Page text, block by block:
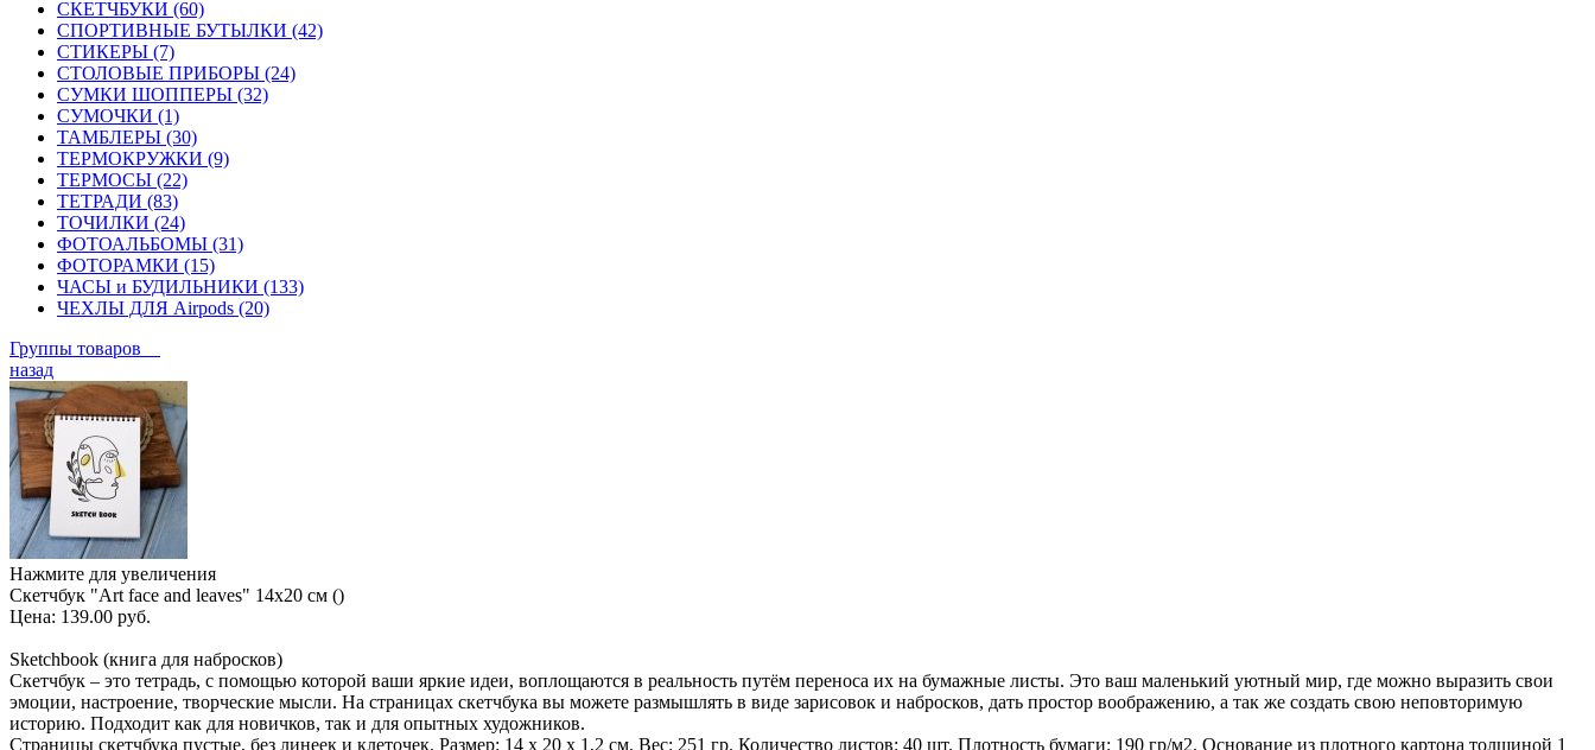
СКЕТЧБУКИ (60)
СПОРТИВНЫЕ БУТЫЛКИ (42)
СТИКЕРЫ (7)
СТОЛОВЫЕ ПРИБОРЫ (24)
СУМКИ ШОППЕРЫ (32)
СУМОЧКИ (1)
ТАМБЛЕРЫ (30)
ТЕРМОКРУЖКИ (9)
ТЕРМОСЫ (22)
ТЕТРАДИ (83)
ТОЧИЛКИ (24)
ФОТОАЛЬБОМЫ (31)
ФОТОРАМКИ (15)
ЧАСЫ и БУДИЛЬНИКИ (133)
ЧЕХЛЫ ДЛЯ Airpods (20)
Группы товаров
назад
Нажмите для увеличения
Скетчбук "Art face and leaves" 14х20 см ()
Цена: 139.00 руб.
Sketchbook (книга для набросков)
Скетчбук – это тетрадь, с помощью которой ваши яркие идеи, воплощаются в реальность путём переноса их на бумажные листы. Это ваш маленький уютный мир, где можно выразить свои
эмоции, настроение, творческие мысли. На страницах скетчбука вы можете размышлять в виде зарисовок и набросков, дать простор воображению, а так же создать свою неповторимую
историю. Подходит как для новичков, так и для опытных художников.
Страницы скетчбука пустые, без линеек и клеточек. Размер: 14 х 20 х 1,2 см. Вес: 251 гр. Количество листов: 40 шт. Плотность бумаги: 190 гр/м2. Основание из плотного картона толщиной 1